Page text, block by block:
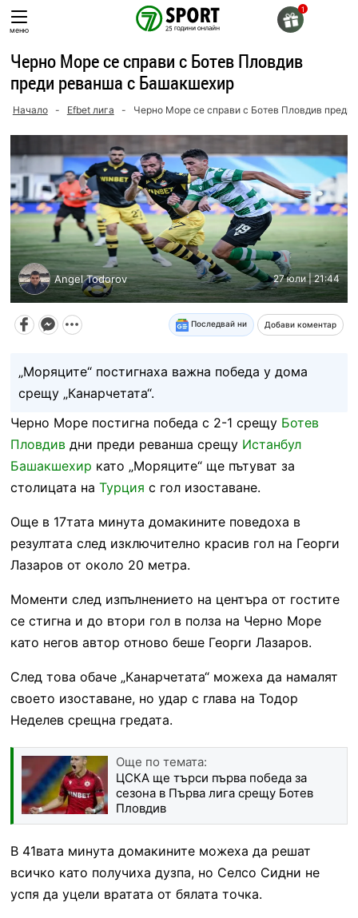
Skip
toменю
Черно Море се справи с Ботев Пловдив
преди реванша с Башакшехир
Начало - Efbet лига - Черно Море се справи с Ботев Пловдив
Angel Todorov 27 юли | 21:44
Последвай ни Добави коментар
„Моряците“ постигнаха важна победа у дома
срещу „Канарчетата“.
Черно Море постигна победа с 2-1 срещу Ботев
Пловдивдни преди реванша срещу Истанбул
Башакшехир като „Моряците“ ще пътуват за
столицата на Турция с гол изоставане.
Още в 17тата минута домакините поведоха в
резултата след изключително красив гол на Георги
Лазаров от около 20 метра.
Моменти след изпълнението на центъра от гостите
се стигна и до втори гол в полза на Черно Море
като негов автор отново беше Георги Лазаров.
След това обаче „Канарчетата“ можеха да намалят
своето изоставане, но удар с глава на Тодор
Неделев срещна гредата.
Още по темата:
ЦСКА ще търси първа победа за
сезона в Първа лига срещу Ботев
Пловдив
В 41вата минута домакините можеха да решат
всичко като получиха дузпа, но Селсо Сидни не
успя да уцели вратата от бялата точка.